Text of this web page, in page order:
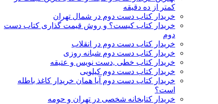
کمتر از ده دقیقه
خریدار کتاب دست دوم در شمال تهران
خریدار کتاب کیست؟ و روش قیمت گذاری کتاب دست
دوم
خریدار کتاب دست دوم در انقلاب
خریدار کتاب دست دوم شبانه روزی
خریدار کتاب خطی ,دست نویس و عتیقه
خریدار کتاب دست دوم کیلویی
خریدار کتاب دست دوم آیا همان خریدار کاغذ باطله
است؟
خریدار کتابخانه شخصی در تهران و حومه